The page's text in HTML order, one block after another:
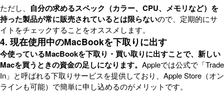
ただし、 自分の求めるスペック（カラー、CPU、メモリなど）を
持った製品が常に販売されているとは限らないので、定期的にサ
イトをチェックすることをオススメします。
4. 現在使用中のMacBookを下取りに出す
今使っているMacBookを下取り・買い取りに出すことで、新しい
Macを買うときの資金の足しになります。 Appleでは公式で「Trade
In」と呼ばれる下取りサービスを提供しており、Apple Store（オン
ラインも可能）で簡単に申し込めるのがメリットです。